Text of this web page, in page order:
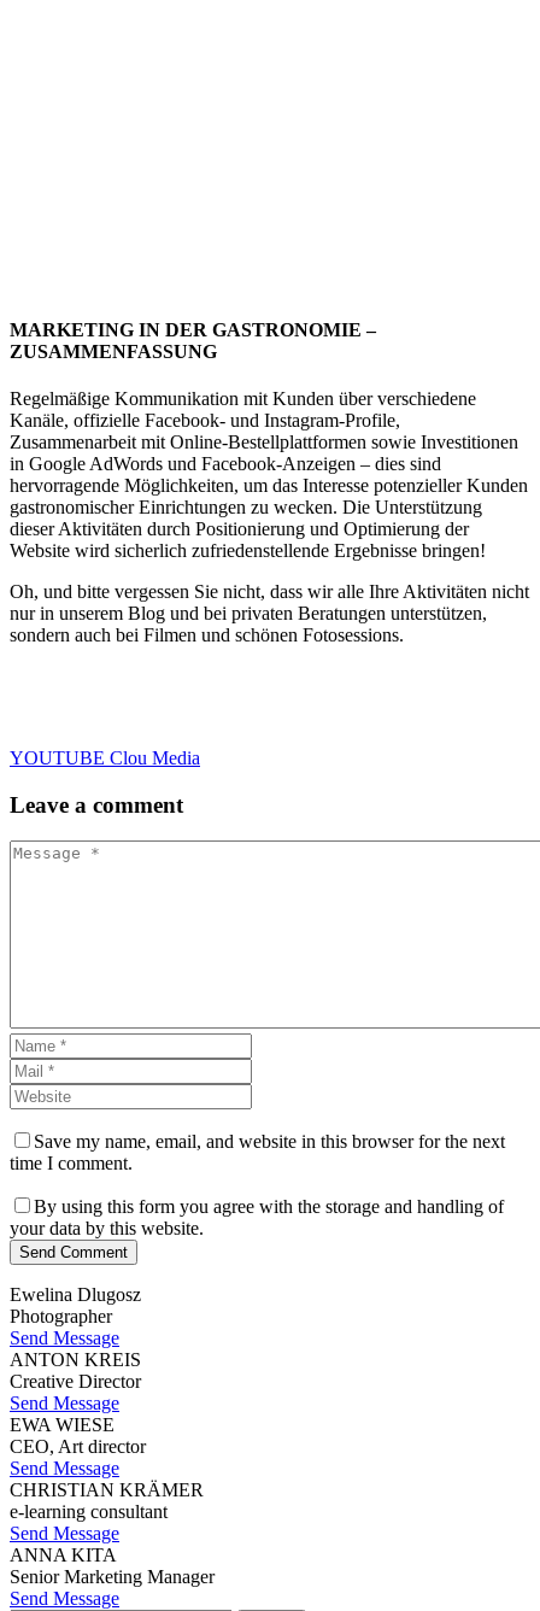
MARKETING IN DER GASTRONOMIE –
ZUSAMMENFASSUNG
Regelmäßige Kommunikation mit Kunden über verschiedene
Kanäle, offizielle Facebook- und Instagram-Profile,
Zusammenarbeit mit Online-Bestellplattformen sowie Investitionen
in Google AdWords und Facebook-Anzeigen – dies sind
hervorragende Möglichkeiten, um das Interesse potenzieller Kunden
gastronomischer Einrichtungen zu wecken. Die Unterstützung
dieser Aktivitäten durch Positionierung und Optimierung der
Website wird sicherlich zufriedenstellende Ergebnisse bringen!
Oh, und bitte vergessen Sie nicht, dass wir alle Ihre Aktivitäten nicht
nur in unserem Blog und bei privaten Beratungen unterstützen,
sondern auch bei Filmen und schönen Fotosessions.
YOUTUBE Clou Media
Leave a comment
Save my name, email, and website in this browser for the next
time I comment.
By using this form you agree with the storage and handling of
your data by this website.
Send Comment
Ewelina Dlugosz
Photographer
Send Message
ANTON KREIS
Creative Director
Send Message
EWA WIESE
CEO, Art director
Send Message
CHRISTIAN KRÄMER
e-learning consultant
Send Message
ANNA KITA
Senior Marketing Manager
Send Message